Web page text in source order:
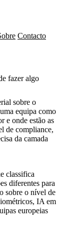
Contacto
fazer algo
sobre o
equipa como
e onde estão as
de compliance,
da camada
classifica
diferentes para
sobre o nível de
IA em
europeias